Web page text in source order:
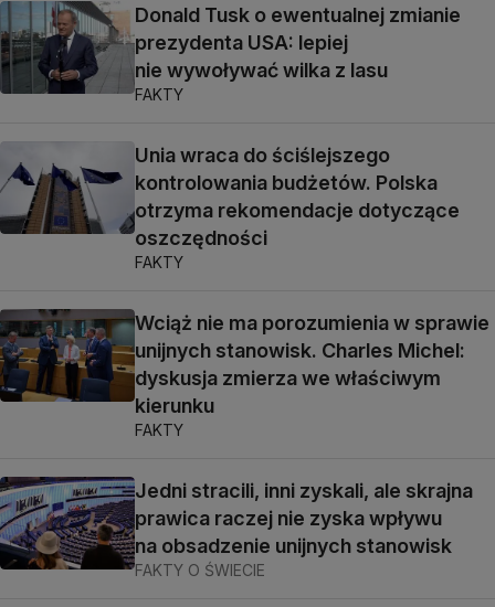
Donald Tusk o ewentualnej zmianie
prezydenta USA: lepiej
nie wywoływać wilka z lasu
FAKTY
Unia wraca do ściślejszego
kontrolowania budżetów. Polska
otrzyma rekomendacje dotyczące
oszczędności
FAKTY
Wciąż nie ma porozumienia w sprawie
unijnych stanowisk. Charles Michel:
dyskusja zmierza we właściwym
kierunku
FAKTY
Jedni stracili, inni zyskali, ale skrajna
prawica raczej nie zyska wpływu
na obsadzenie unijnych stanowisk
FAKTY O ŚWIECIE